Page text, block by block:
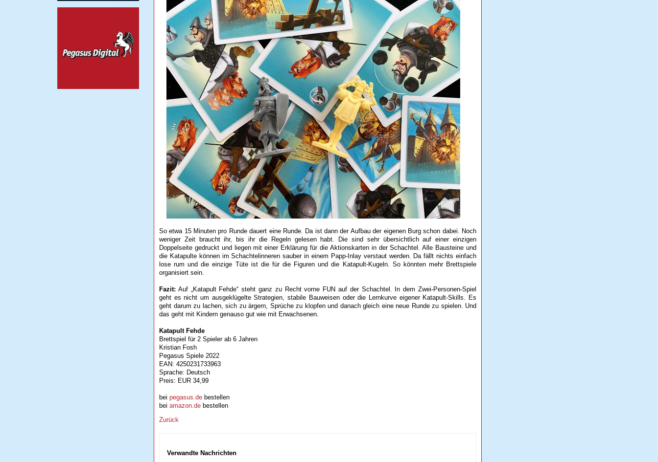
So etwa 15 Minuten pro Runde dauert eine Runde. Da ist dann der Aufbau der eigenen Burg schon dabei. Noch
weniger Zeit braucht ihr, bis ihr die Regeln gelesen habt. Die sind sehr übersichtlich auf einer einzigen
Doppelseite gedruckt und liegen mit einer Erklärung für die Aktionskarten in der Schachtel. Alle Bausteine und
die Katapulte können im Schachtelinneren sauber in einem Papp-Inlay verstaut werden. Da fällt nichts einfach
lose rum und die einzige Tüte ist die für die Figuren und die Katapult-Kugeln. So könnten mehr Brettspiele
organisiert sein.
Fazit: Auf „Katapult Fehde“ steht ganz zu Recht vorne FUN auf der Schachtel. In dem Zwei-Personen-Spiel
geht es nicht um ausgeklügelte Strategien, stabile Bauweisen oder die Lernkurve eigener Katapult-Skills. Es
geht darum zu lachen, sich zu ärgern, Sprüche zu klopfen und danach gleich eine neue Runde zu spielen. Und
das geht mit Kindern genauso gut wie mit Erwachsenen.
Katapult Fehde
Brettspiel für 2 Spieler ab 6 Jahren
Kristian Fosh
Pegasus Spiele 2022
EAN: 4250231733963
Sprache: Deutsch
Preis: EUR 34,99
bei pegasus.de bestellen
bei amazon.de bestellen
Zurück
Verwandte Nachrichten